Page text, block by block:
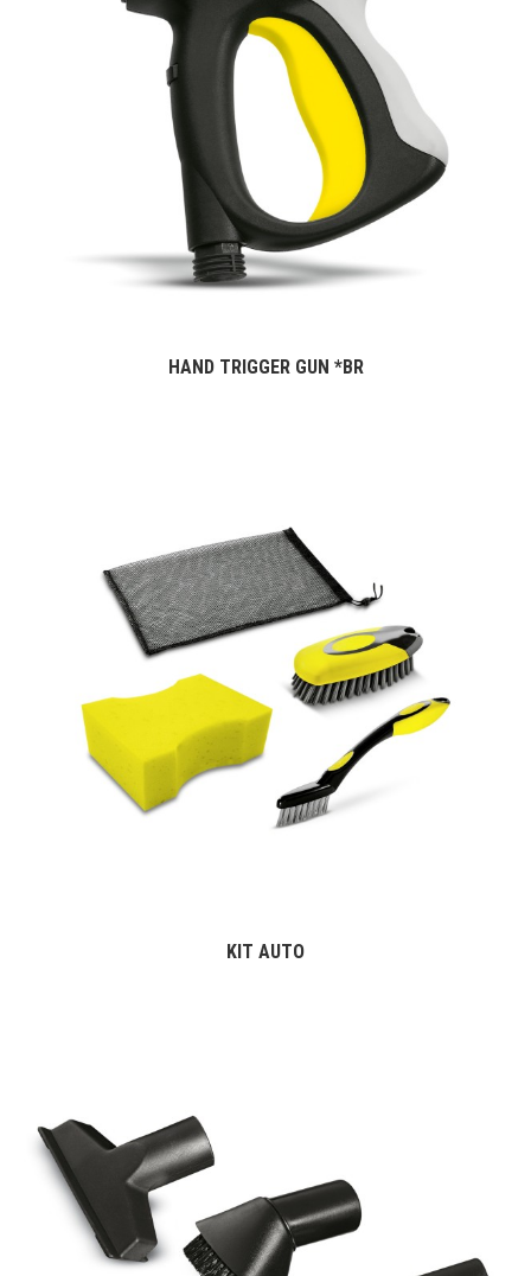
HAND TRIGGER GUN *BR
KIT AUTO